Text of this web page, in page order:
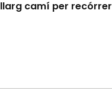
llarg camí per recórrer